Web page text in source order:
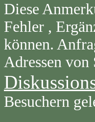
Diese
Fehler ,
können.
Adressen
Besuchern